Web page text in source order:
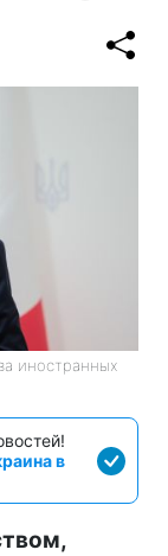
иностранных
в